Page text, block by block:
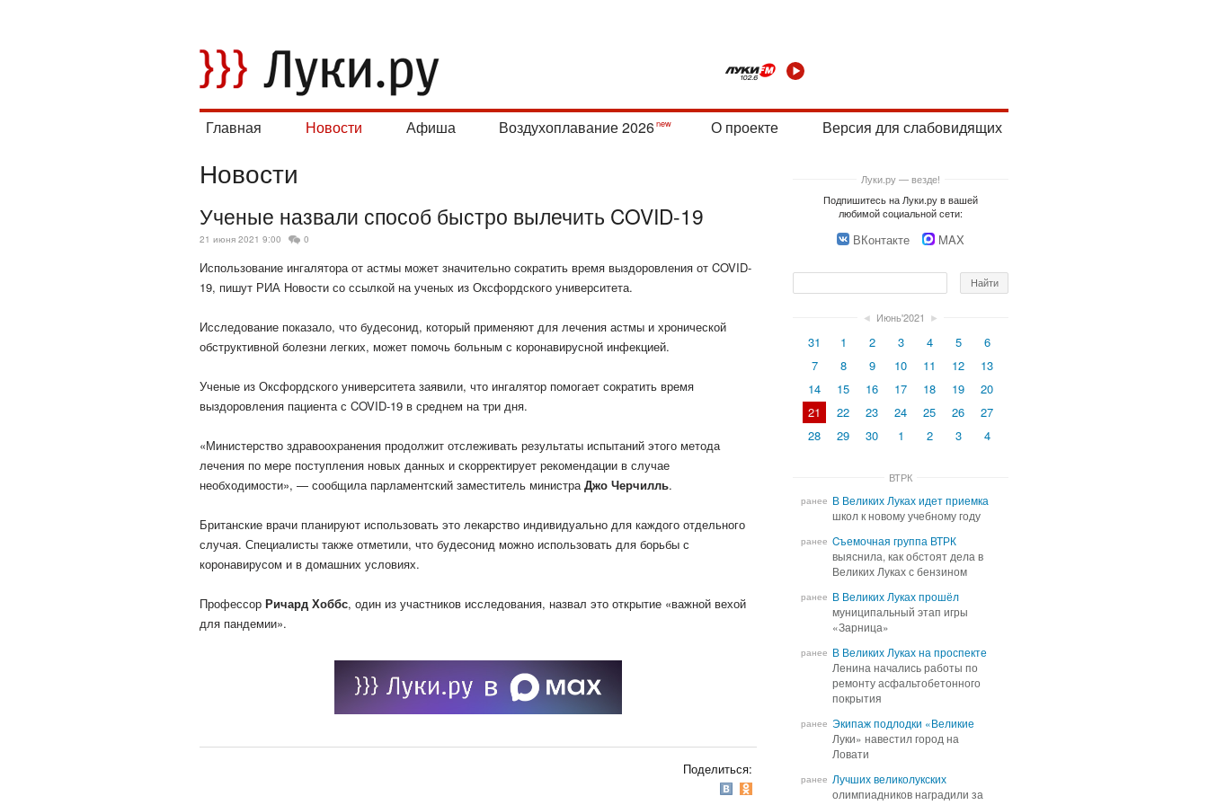
Главная Новости Афиша Воздухоплавание 2026 О проекте Версия для слабовидящих
Новости
Ученые назвали способ быстро вылечить COVID-19
21 июня 2021 9:00 0
Использование ингалятора от астмы может значительно сократить время выздоровления от COVID-
19, пишут РИА Новости со ссылкой на ученых из Оксфордского университета.
Исследование показало, что будесонид, который применяют для лечения астмы и хронической
обструктивной болезни легких, может помочь больным с коронавирусной инфекцией.
Ученые из Оксфордского университета заявили, что ингалятор помогает сократить время
выздоровления пациента с COVID-19 в среднем на три дня.
«Министерство здравоохранения продолжит отслеживать результаты испытаний этого метода
лечения по мере поступления новых данных и скорректирует рекомендации в случае
необходимости», — сообщила парламентский заместитель министраДжо Черчилль.
Британские врачи планируют использовать это лекарство индивидуально для каждого отдельного
случая. Специалисты также отметили, что будесонид можно использовать для борьбы с
коронавирусом и в домашних условиях.
Профессор Ричард Хоббс, один из участников исследования, назвал это открытие «важной вехой
для пандемии».
Поделиться:
Луки.ру — везде!
Подпишитесь на Луки.ру в вашей
любимой социальной сети:
ВКонтакте MAX
◄ Июнь'2021 ►
31 1 2 3 4 5
6
7
8 9 10 11 12
13
14
15 16 17 18 19
20
21
22 23 24 25 26
27
28
29 30 1 2 3 4
ВТРК
ранее В Великих Луках идет приемка
школ к новому учебному году
В Великих Луках идет приемка
школ к новому учебному году
ранее Cъемочная группа ВТРК
выяснила, как обстоят дела в
Великих Луках с бензином
Cъемочная группа ВТРК
выяснила, как обстоят дела в
Великих Луках с бензином
ранее В Великих Луках прошёл
муниципальный этап игры
«Зарница»
В Великих Луках прошёл
муниципальный этап игры
«Зарница»
ранее В Великих Луках на проспекте
Ленина начались работы по
ремонту асфальтобетонного
покрытия
В Великих Луках на проспекте
Ленина начались работы по
ремонту асфальтобетонного
покрытия
ранее Экипаж подлодки «Великие
Луки» навестил город на
Ловати
Экипаж подлодки «Великие
Луки» навестил город на
Ловати
ранее Лучших великолукских
олимпиадников наградили за
Лучших великолукских
олимпиадников наградили за